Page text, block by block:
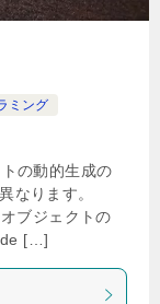
ミング
の動的生成の
なります。
ブジェクトの
de […]